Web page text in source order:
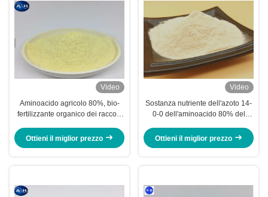
Video
Aminoacido agricolo 80%, bio-
fertilizzante organico dei raccolti
Ottieni il miglior prezzo
Video
Sostanza nutriente dell'azoto 14-
0-0 dell'aminoacido 80% del
Ottieni il miglior prezzo